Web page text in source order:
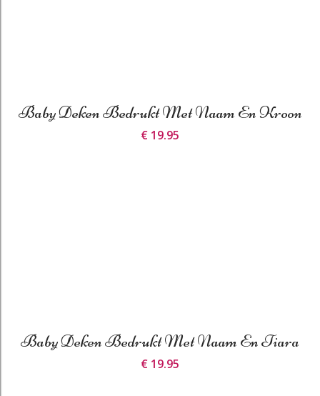
Baby Deken Bedrukt Met Naam En Kroon
€ 19.95
Baby Deken Bedrukt Met Naam En Tiara
€ 19.95